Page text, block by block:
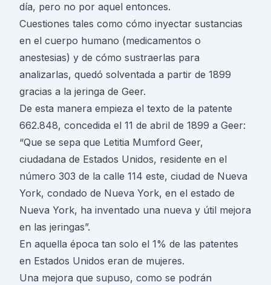
día, pero no por aquel entonces.
Cuestiones tales como cómo inyectar sustancias
en el cuerpo humano (medicamentos o
anestesias) y de cómo sustraerlas para
analizarlas, quedó solventada a partir de 1899
gracias a la jeringa de Geer.
De esta manera empieza el texto de la patente
662.848, concedida el 11 de abril de 1899 a Geer:
“Que se sepa que Letitia Mumford Geer,
ciudadana de Estados Unidos, residente en el
número 303 de la calle 114 este, ciudad de Nueva
York, condado de Nueva York, en el estado de
Nueva York, ha inventado una nueva y útil mejora
en las jeringas”.
En aquella época tan solo el 1% de las patentes
en Estados Unidos eran de mujeres.
Una mejora que supuso, como se podrán